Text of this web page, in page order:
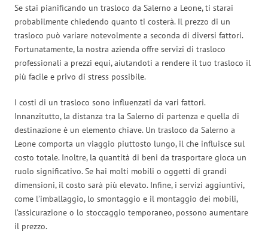
Se stai pianificando un trasloco da Salerno a Leone, ti starai
probabilmente chiedendo quanto ti costerà. Il prezzo di un
trasloco può variare notevolmente a seconda di diversi fattori.
Fortunatamente, la nostra azienda offre servizi di trasloco
professionali a prezzi equi, aiutandoti a rendere il tuo trasloco il
più facile e privo di stress possibile.
I costi di un trasloco sono influenzati da vari fattori.
Innanzitutto, la distanza tra la Salerno di partenza e quella di
destinazione è un elemento chiave. Un trasloco da Salerno a
Leone comporta un viaggio piuttosto lungo, il che influisce sul
costo totale. Inoltre, la quantità di beni da trasportare gioca un
ruolo significativo. Se hai molti mobili o oggetti di grandi
dimensioni, il costo sarà più elevato. Infine, i servizi aggiuntivi,
come l’imballaggio, lo smontaggio e il montaggio dei mobili,
l’assicurazione o lo stoccaggio temporaneo, possono aumentare
il prezzo.